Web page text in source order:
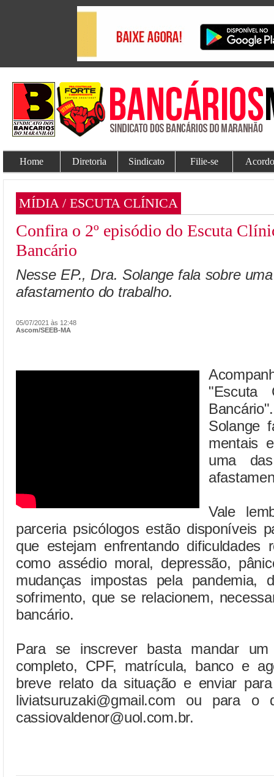
Home Diretoria Sindicato Filie-se
MÍDIA / ESCUTA CLÍNICA
Confira o 2º episódio do Escuta
Bancário
Nesse EP., Dra. Solange fala sobre
afastamento do trabalho.
05/07/2021 às 12:48
Ascom/SEEB-MA
"Escuta
Solange
mentais
uma
Vale
parceria psicólogos estão disponíveis
que estejam enfrentando dificuldades
como assédio moral, depressão,
mudanças impostas pela pandemia,
sofrimento, que se relacionem,
bancário.
Para se inscrever basta mandar
completo, CPF, matrícula, banco e
breve relato da situação e enviar
liviatsuruzaki@gmail.com ou para o
cassiovaldenor@uol.com.br.